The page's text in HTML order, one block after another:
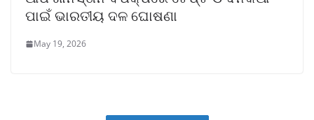
ପାଇଁ ଭାରତୀୟ ଦଳ ଘୋଷଣା
May 19, 2026